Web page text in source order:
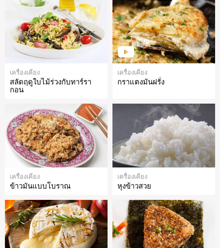
เครื่องเคียง
สลัดฤดูใบไม้ร่วงกับทาร์รา
กอน
เครื่องเคียง
กราแตงมันฝรั่ง
เครื่องเคียง
ข้าวมันแบบโบราณ
เครื่องเคียง
หุงข้าวสวย